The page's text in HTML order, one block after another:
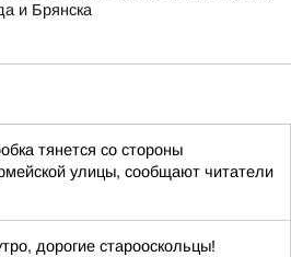
и Брянска
тянется со стороны
улицы, сообщают читатели
дорогие старооскольцы!